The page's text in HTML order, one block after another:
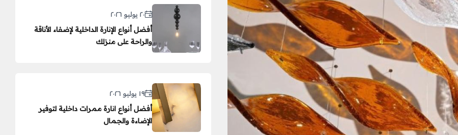
٢٠ يوليو ٢٠٢٦
أفضل أنواع الإنارة الداخلية لإضفاء الأناقة
والراحة على منزلك
١٩ يوليو ٢٠٢٦
أفضل أنواع انارة ممرات داخلية لتوفير
الإضاءة والجمال